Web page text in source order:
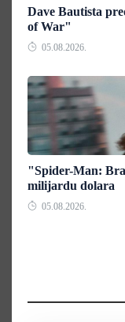
Dave Bautista
of War"
05.08.2026.
"Spider-Man:
milijardu dolara
05.08.2026.